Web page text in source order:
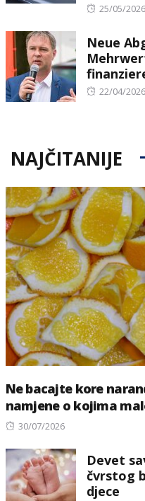
Posted
25/05/2026
Neue
Posted
22/04/2026
NAJČITANIJE
Ne bacajte kore
namjene o kojima
Posted
30/07/2026
Devet
čvrstog
djece